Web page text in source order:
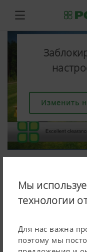
Мы
технологии
Для нас важна
поэтому мы
Изменить